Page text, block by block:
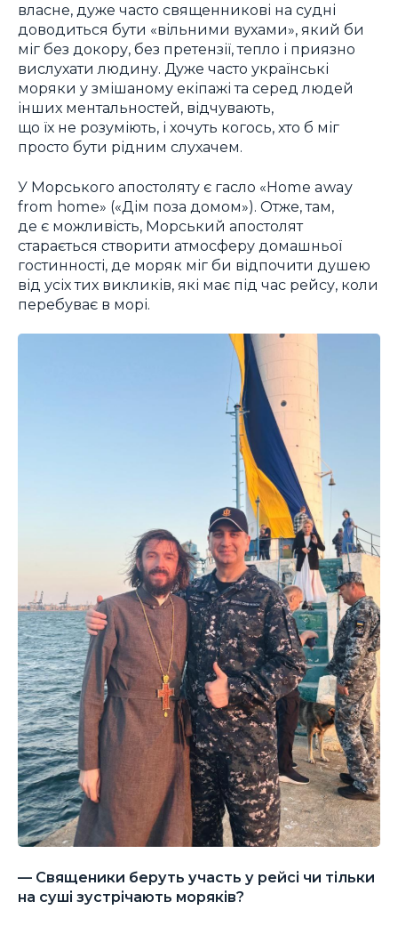
власне, дуже часто священникові на судні
доводиться бути «вільними вухами», який би
міг без докору, без претензії, тепло і приязно
вислухати людину. Дуже часто українські
моряки у змішаному екіпажі та серед людей
інших ментальностей, відчувають,
що їх не розуміють, і хочуть когось, хто б міг
просто бути рідним слухачем.
У Морського апостоляту є гасло «Home away
from home» («Дім поза домом»). Отже, там,
де є можливість, Морський апостолят
старається створити атмосферу домашньої
гостинності, де моряк міг би відпочити душею
від усіх тих викликів, які має під час рейсу, коли
перебуває в морі.
— Священики беруть участь у рейсі чи тільки
на суші зустрічають моряків?